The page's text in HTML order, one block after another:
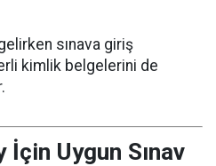
sınava giriş
kimlik belgelerini de
Uygun Sınav